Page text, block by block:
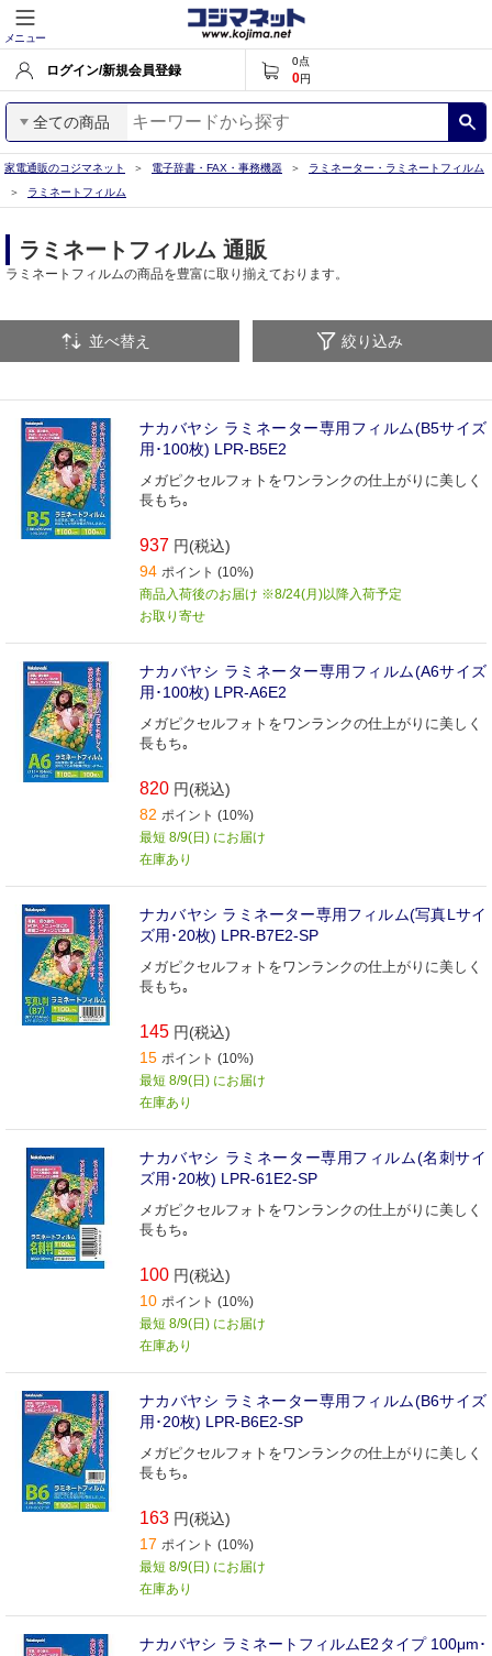
メニュー
ログイン/新規会員登録
0点
0円
全ての商品
家電通販のコジマネット 電子辞書・FAX・事務機器
ラミネーター・ラミネートフィルム
ラミネートフィルム
ラミネートフィルム 通販
ラミネートフィルムの商品を豊富に取り揃えております。
並べ替え 絞り込み
ナカバヤシ ラミネーター専用フィルム(B5サイズ
用･100枚) LPR‐B5E2
メガピクセルフォトをワンランクの仕上がりに美しく
長もち｡
937 円(税込)
94 ポイント (10%)
商品入荷後のお届け ※8/24(月)以降入荷予定
お取り寄せ
ナカバヤシ ラミネーター専用フィルム(A6サイズ
用･100枚) LPR‐A6E2
メガピクセルフォトをワンランクの仕上がりに美しく
長もち｡
820 円(税込)
82 ポイント (10%)
最短 8/9(日) にお届け
在庫あり
ナカバヤシ ラミネーター専用フィルム(写真Lサイ
ズ用･20枚) LPR‐B7E2‐SP
メガピクセルフォトをワンランクの仕上がりに美しく
長もち｡
145 円(税込)
15 ポイント (10%)
最短 8/9(日) にお届け
在庫あり
ナカバヤシ ラミネーター専用フィルム(名刺サイ
ズ用･20枚) LPR‐61E2‐SP
メガピクセルフォトをワンランクの仕上がりに美しく
長もち｡
100 円(税込)
10 ポイント (10%)
最短 8/9(日) にお届け
在庫あり
ナカバヤシ ラミネーター専用フィルム(B6サイズ
用･20枚) LPR‐B6E2‐SP
メガピクセルフォトをワンランクの仕上がりに美しく
長もち｡
163 円(税込)
17 ポイント (10%)
最短 8/9(日) にお届け
在庫あり
ナカバヤシ ラミネートフィルムE2タイプ 100μm･